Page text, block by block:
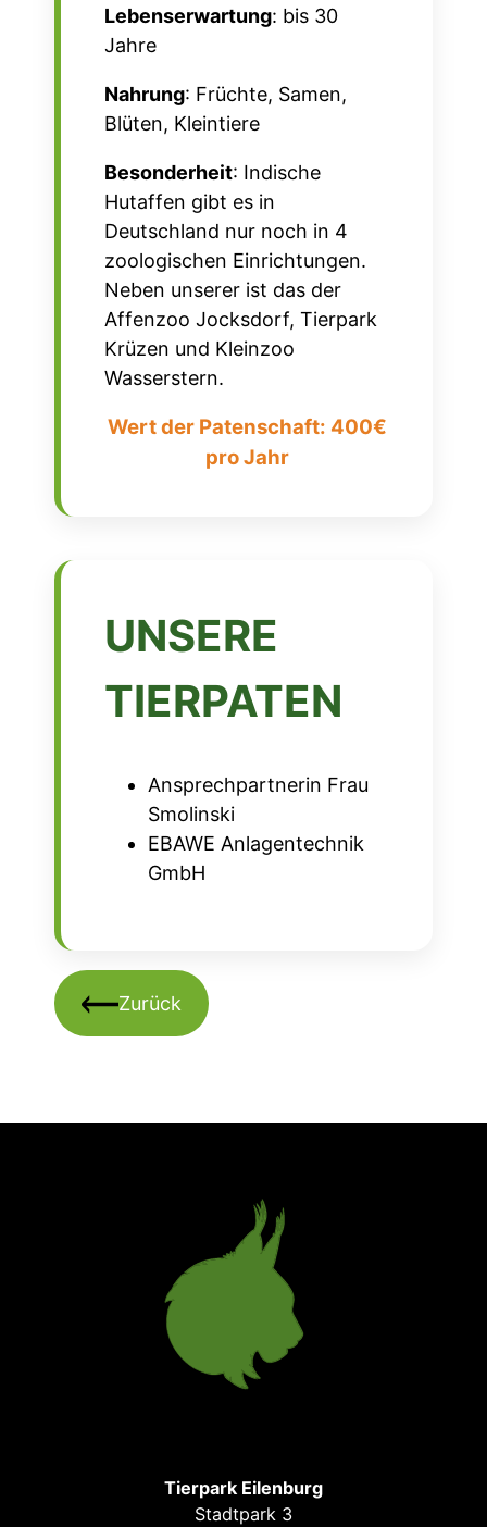
Lebenserwartung: bis 30
Jahre
Nahrung: Früchte, Samen,
Blüten, Kleintiere
Besonderheit: Indische
Hutaffen gibt es in
Deutschland nur noch in 4
zoologischen Einrichtungen.
Neben unserer ist das der
Affenzoo Jocksdorf, Tierpark
Krüzen und Kleinzoo
Wasserstern.
Wert der Patenschaft: 400€
pro Jahr
UNSERE
TIERPATEN
Ansprechpartnerin Frau
Smolinski
EBAWE Anlagentechnik
GmbH
Zurück
Tierpark Eilenburg
Stadtpark 3